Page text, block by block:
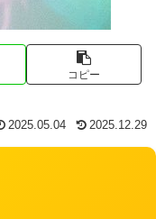
コピー
2025.05.04 2025.12.29